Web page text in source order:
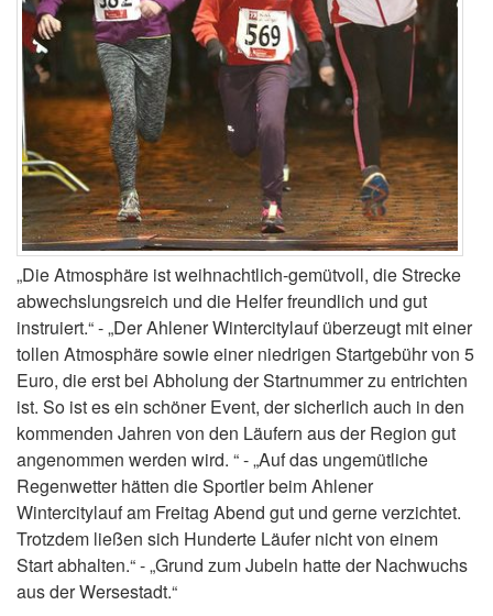
„Die Atmosphäre ist weihnachtlich-gemütvoll, die Strecke
abwechslungsreich und die Helfer freundlich und gut
instruiert.“ - „Der Ahlener Wintercitylauf überzeugt mit einer
tollen Atmosphäre sowie einer niedrigen Startgebühr von 5
Euro, die erst bei Abholung der Startnummer zu entrichten
ist. So ist es ein schöner Event, der sicherlich auch in den
kommenden Jahren von den Läufern aus der Region gut
angenommen werden wird. “ - „Auf das ungemütliche
Regenwetter hätten die Sportler beim Ahlener
Wintercitylauf am Freitag Abend gut und gerne verzichtet.
Trotzdem ließen sich Hunderte Läufer nicht von einem
Start abhalten.“ - „Grund zum Jubeln hatte der Nachwuchs
aus der Wersestadt.“